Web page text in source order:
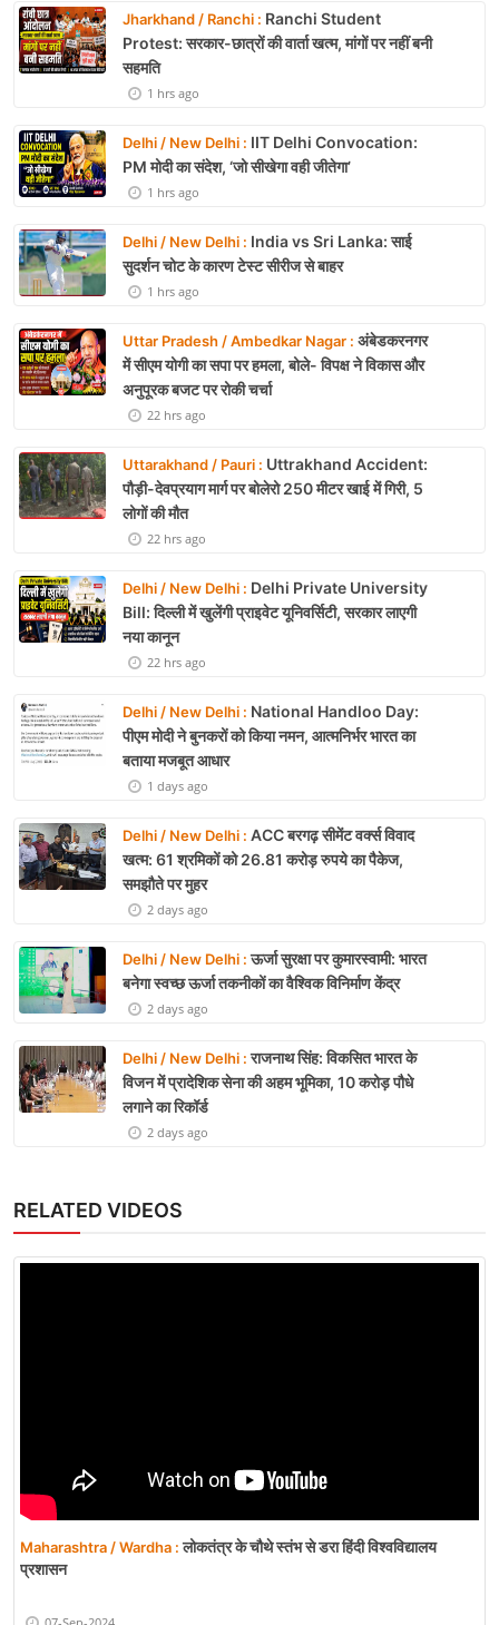
Jharkhand / Ranchi : Ranchi Student
Protest: सरकार-छात्रों की वार्ता खत्म, मांगों पर नहीं बनी
सहमति
1 hrs ago
Delhi / New Delhi : IIT Delhi Convocation:
PM मोदी का संदेश, ‘जो सीखेगा वही जीतेगा’
1 hrs ago
Delhi / New Delhi : India vs Sri Lanka: साई
सुदर्शन चोट के कारण टेस्ट सीरीज से बाहर
1 hrs ago
Uttar Pradesh / Ambedkar Nagar : अंबेडकरनगर
में सीएम योगी का सपा पर हमला, बोले- विपक्ष ने विकास और
अनुपूरक बजट पर रोकी चर्चा
22 hrs ago
Uttarakhand / Pauri : Uttrakhand Accident:
पौड़ी-देवप्रयाग मार्ग पर बोलेरो 250 मीटर खाई में गिरी, 5
लोगों की मौत
22 hrs ago
Delhi / New Delhi : Delhi Private University
Bill: दिल्ली में खुलेंगी प्राइवेट यूनिवर्सिटी, सरकार लाएगी
नया कानून
22 hrs ago
Delhi / New Delhi : National Handloo Day:
पीएम मोदी ने बुनकरों को किया नमन, आत्मनिर्भर भारत का
बताया मजबूत आधार
1 days ago
Delhi / New Delhi : ACC बरगढ़ सीमेंट वर्क्स विवाद
खत्म: 61 श्रमिकों को 26.81 करोड़ रुपये का पैकेज,
समझौते पर मुहर
2 days ago
Delhi / New Delhi :ऊर्जा सुरक्षा पर कुमारस्वामी: भारत
बनेगा स्वच्छ ऊर्जा तकनीकों का वैश्विक विनिर्माण केंद्र
2 days ago
Delhi / New Delhi :राजनाथ सिंह: विकसित भारत के
विजन में प्रादेशिक सेना की अहम भूमिका, 10 करोड़ पौधे
लगाने का रिकॉर्ड
2 days ago
RELATED VIDEOS
Maharashtra / Wardha :लोकतंत्र के चौथे स्तंभ से डरा हिंदी विश्वविद्यालय
प्रशासन